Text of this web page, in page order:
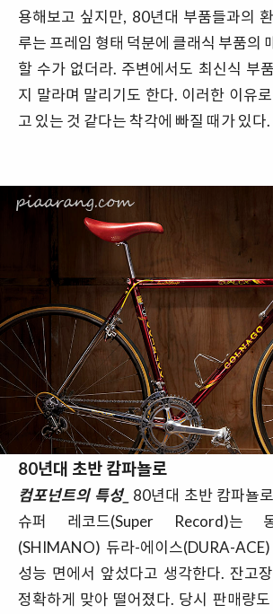
용해보고 싶지만, 80년대 부품들과의
루는 프레임 형태 덕분에 클래식 부품의
할 수가 없더라. 주변에서도 최신식 부
지 말라며 말리기도 한다. 이러한 이유
고 있는 것 같다는 착각에 빠질 때가 있다.
80년대 초반 캄파뇰로
컴포넌트의 특성_ 80년대 초반 캄파뇰
슈퍼 레코드(Super Record)는
(SHIMANO) 듀라-에이스(DURA-ACE)
성능 면에서 앞섰다고 생각한다. 잔고
정확하게 맞아 떨어졌다. 당시 판매량